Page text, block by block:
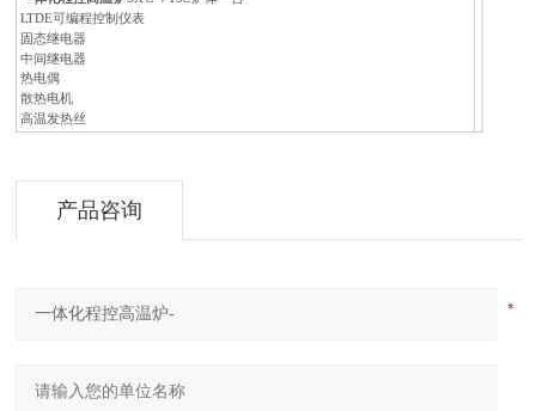
LTDE可编程控制仪表
固态继电器
中间继电器
热电偶
散热电机
高温发热丝
产品咨询